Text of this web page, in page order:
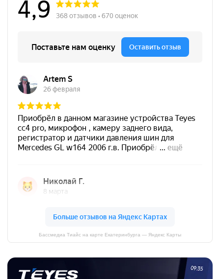
Бассмедиа Тиайс на карте Екатеринбурга — Яндекс Карты